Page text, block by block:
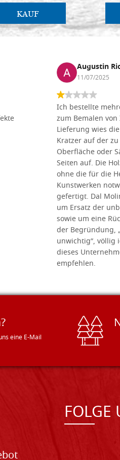
KAUF
Augustin
11/07/2025
Ich bestellte
zum Bemalen
Lieferung wies
Kratzer auf der
Oberfläche oder
Seiten auf. Die
ohne die für die
Kunstwerken
gefertigt. Dal
um Ersatz der
sowie um eine
der Begründung,
unwichtig“, völlig
dieses
empfehlen.
eine E-Mail
FOLGE